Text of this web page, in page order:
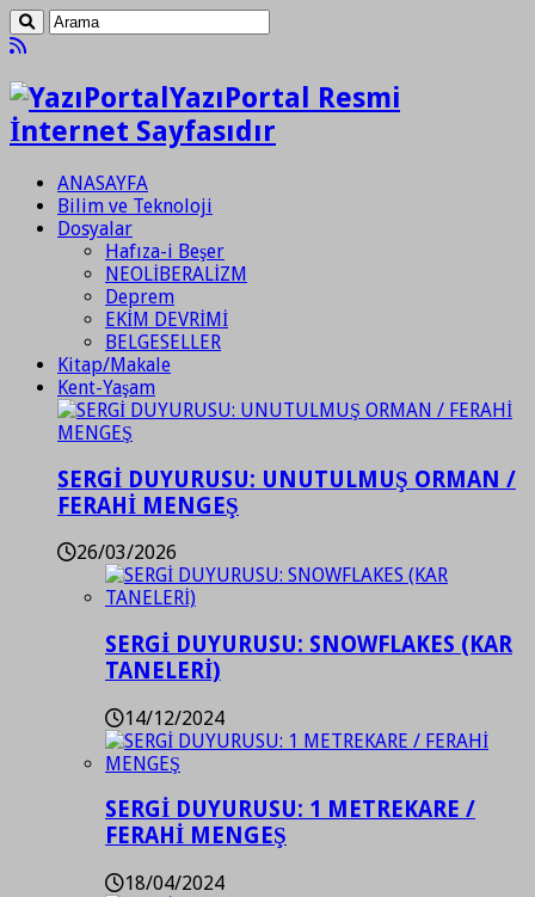
YazıPortal Resmi
İnternet Sayfasıdır
ANASAYFA
Bilim ve Teknoloji
Dosyalar
Hafıza-i Beşer
NEOLİBERALİZM
Deprem
EKİM DEVRİMİ
BELGESELLER
Kitap/Makale
Kent-Yaşam
SERGİ DUYURUSU: UNUTULMUŞ ORMAN /
FERAHİ MENGEŞ
26/03/2026
SERGİ DUYURUSU: SNOWFLAKES (KAR
TANELERİ)
14/12/2024
SERGİ DUYURUSU: 1 METREKARE /
FERAHİ MENGEŞ
18/04/2024